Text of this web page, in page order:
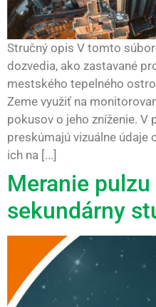
Stručný opis V tomto
dozvedia, ako zastavané
mestského tepelného
Zeme využiť na
pokusov o jeho zníženie. V
preskúmajú vizuálne údaje
ich na [...]
Meranie
sekundárny